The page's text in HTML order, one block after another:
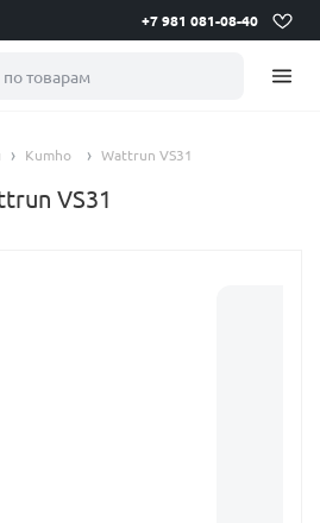
+7 981 081-08-40
товарам
Kumho Wattrun VS31
VS31